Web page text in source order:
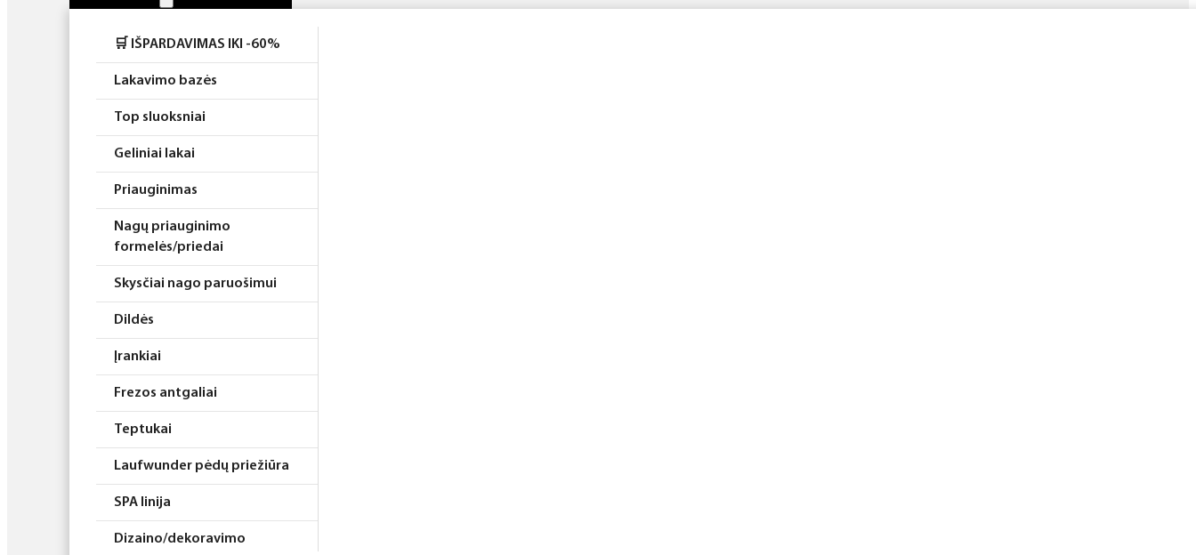
🛒 IŠPARDAVIMAS IKI -60%
Lakavimo bazės
Top sluoksniai
Geliniai lakai
Priauginimas
Nagų priauginimo
formelės/priedai
Skysčiai nago paruošimui
Dildės
Įrankiai
Frezos antgaliai
Teptukai
Laufwunder pėdų priežiūra
SPA linija
Dizaino/dekoravimo